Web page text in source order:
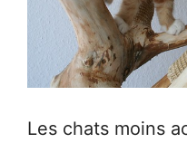
Les chats moins